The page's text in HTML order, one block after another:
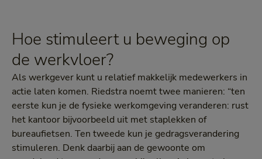
Hoe stimuleert u beweging op
de werkvloer?
Als werkgever kunt u relatief makkelijk medewerkers in
actie laten komen. Riedstra noemt twee manieren: “ten
eerste kun je de fysieke werkomgeving veranderen: rust
het kantoor bijvoorbeeld uit met staplekken of
bureaufietsen. Ten tweede kun je gedragsverandering
stimuleren. Denk daarbij aan de gewoonte om